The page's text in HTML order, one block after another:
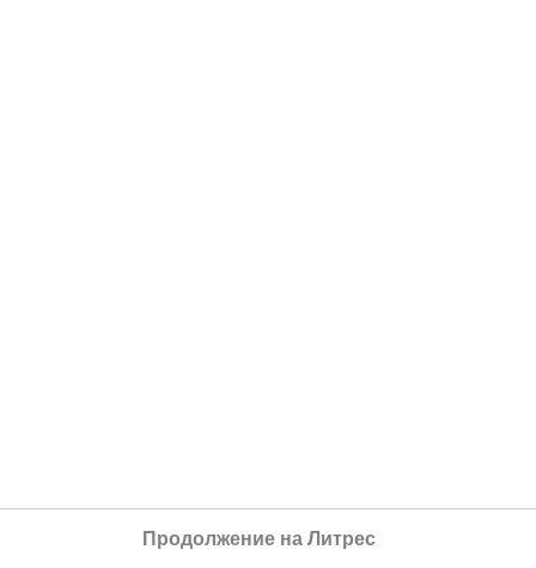
Продолжение на Литрес